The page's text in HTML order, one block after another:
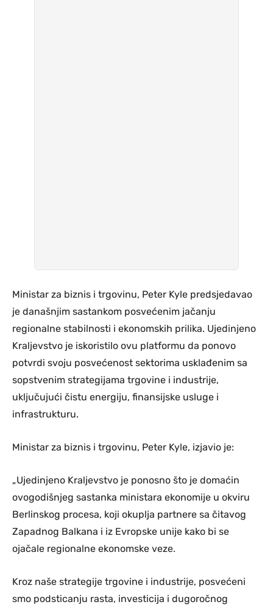
Ministar za biznis i trgovinu, Peter Kyle predsjedavao
je današnjim sastankom posvećenim jačanju
regionalne stabilnosti i ekonomskih prilika. Ujedinjeno
Kraljevstvo je iskoristilo ovu platformu da ponovo
potvrdi svoju posvećenost sektorima usklađenim sa
sopstvenim strategijama trgovine i industrije,
uključujući čistu energiju, finansijske usluge i
infrastrukturu.
Ministar za biznis i trgovinu, Peter Kyle, izjavio je:
„Ujedinjeno Kraljevstvo je ponosno što je domaćin
ovogodišnjeg sastanka ministara ekonomije u okviru
Berlinskog procesa, koji okuplja partnere sa čitavog
Zapadnog Balkana i iz Evropske unije kako bi se
ojačale regionalne ekonomske veze.
Kroz naše strategije trgovine i industrije, posvećeni
smo podsticanju rasta, investicija i dugoročnog